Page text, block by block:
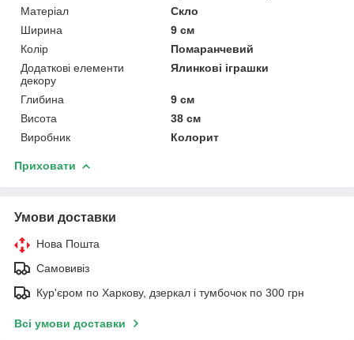
Матеріал
Скло
Ширина
9 см
Колір
Помаранчевий
Додаткові елементи
декору
Ялинкові іграшки
Глибина
9 см
Висота
38 см
Виробник
Колорит
Приховати
Умови доставки
Нова Пошта
Самовивіз
Кур'єром по Харкову, дзеркал і тумбочок по 300 грн
Всі умови доставки